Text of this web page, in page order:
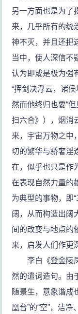
另一方面也是为了
来，几乎所有的统
神不灭，并且还把
当中，使人深信不
认为即或是极为强
“挥剑决浮云，诸
然而他终归也要“
扫六合》），烟消
来，宇宙万物之中
切的繁华与骄奢淫
在，似乎也只是作
在表现自然力量的
为典型的事物，即
阔，从而构造出阔
间的改变与地点的
来，启发人们作更
李白《登金陵凤
然的遣词造句。由
随景生，意象谐成
凰台”的“空”，洁